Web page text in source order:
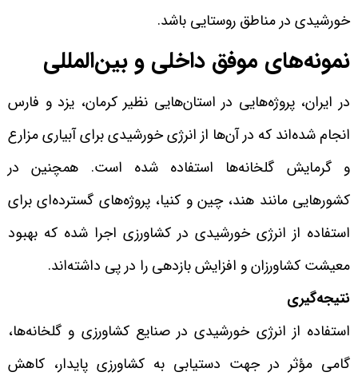
خورشیدی در مناطق روستایی باشد.
نمونه‌های موفق داخلی و بین‌المللی
در ایران، پروژه‌هایی در استان‌هایی نظیر کرمان، یزد و فارس
انجام شده‌اند که در آن‌ها از انرژی خورشیدی برای آبیاری مزارع
و گرمایش گلخانه‌ها استفاده شده است. همچنین در
کشورهایی مانند هند، چین و کنیا، پروژه‌های گسترده‌ای برای
استفاده از انرژی خورشیدی در کشاورزی اجرا شده که بهبود
معیشت کشاورزان و افزایش بازدهی را در پی داشته‌اند.
نتیجه‌گیری
استفاده از انرژی خورشیدی در صنایع کشاورزی و گلخانه‌ها،
گامی مؤثر در جهت دستیابی به کشاورزی پایدار، کاهش